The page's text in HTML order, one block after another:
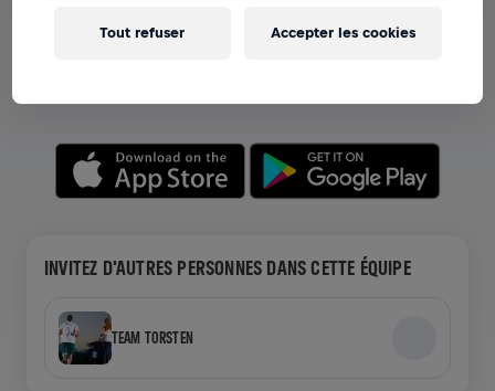
vôtre, explorez tout ce qui concerne les Équipes dans
INVITEZ D'AUTRES PERSONNES DANS CETTE ÉQUIPE
TEAM TORSTEN
Tout refuser Accepter les cookies